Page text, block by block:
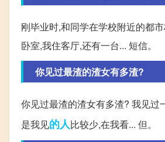
刚毕业时,和同学在学校附近的都
卧室,我住客厅,还有一台... 短信。
你见过最渣的渣女有多渣?
你见过最渣的渣女有多渣? 我见过
是我见的人比较少,在我看... 但。